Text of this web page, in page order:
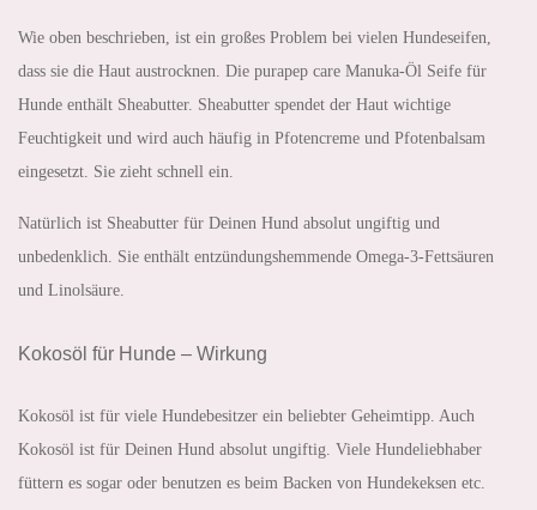
Wie oben beschrieben, ist ein großes Problem bei vielen Hundeseifen,
dass sie die Haut austrocknen. Die purapep care Manuka-Öl Seife für
Hunde enthält Sheabutter. Sheabutter spendet der Haut wichtige
Feuchtigkeit und wird auch häufig in Pfotencreme und Pfotenbalsam
eingesetzt. Sie zieht schnell ein.
Natürlich ist Sheabutter für Deinen Hund absolut ungiftig und
unbedenklich. Sie enthält entzündungshemmende Omega-3-Fettsäuren
und Linolsäure.
Kokosöl für Hunde – Wirkung
Kokosöl ist für viele Hundebesitzer ein beliebter Geheimtipp. Auch
Kokosöl ist für Deinen Hund absolut ungiftig. Viele Hundeliebhaber
füttern es sogar oder benutzen es beim Backen von Hundekeksen etc.